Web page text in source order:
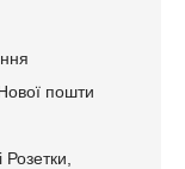
пошти